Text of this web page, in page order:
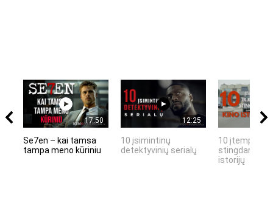
17:50
Se7en – kai tamsa
tampa meno kūriniu
12:25
10 įsimintinų
detektyvinių serialų
10 įtemptų,
stingdančių
istorijų